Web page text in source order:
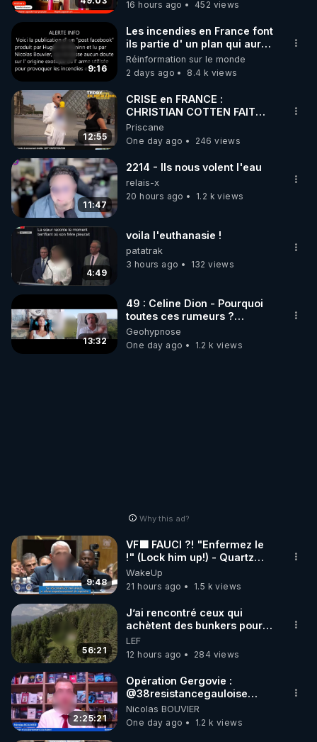
code : REGENERE10
▶ 30 jours gratuit sur l’application de méditation et
de bien-être ENVOL :
Rendez-vous sur https://www.envol.app/code
le code : REGENERE
16 hours ago
452 views
9:16
Les incendies en France font
ils partie d' un plan qui aurait
débuté le 11 septembre 2001
?
Réinformation sur le monde
2 days ago
8.4 k views
12:55
CRISE en FRANCE :
CHRISTIAN COTTEN FAIT
une étrange découverte
Priscane
One day ago
246 views
11:47
2214 - Ils nous volent l'eau
relais-x
20 hours ago
1.2 k views
4:49
voila l'euthanasie !
patatrak
3 hours ago
132 views
13:32
49 : Celine Dion - Pourquoi
toutes ces rumeurs ?
Enquête sous hypnose
Geohypnose
One day ago
1.2 k views
Why this ad?
9:48
VF🟩 FAUCI ?! "Enfermez le
!" (Lock him up!) - Quartz
Traduction
WakeUp
21 hours ago
1.5 k views
56:21
J’ai rencontré ceux qui
achètent des bunkers pour
survivre à la fin du monde
LEF
12 hours ago
284 views
2:25:21
Opération Gergovie :
‪@38resistancegauloise‬
‪@MarionSigautOfficiel‬
‪@gladysriifard5710‬ Laëtitia
Nicolas BOUVIER
One day ago
1.2 k views